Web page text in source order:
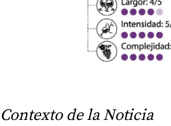
Contexto de la Noticia